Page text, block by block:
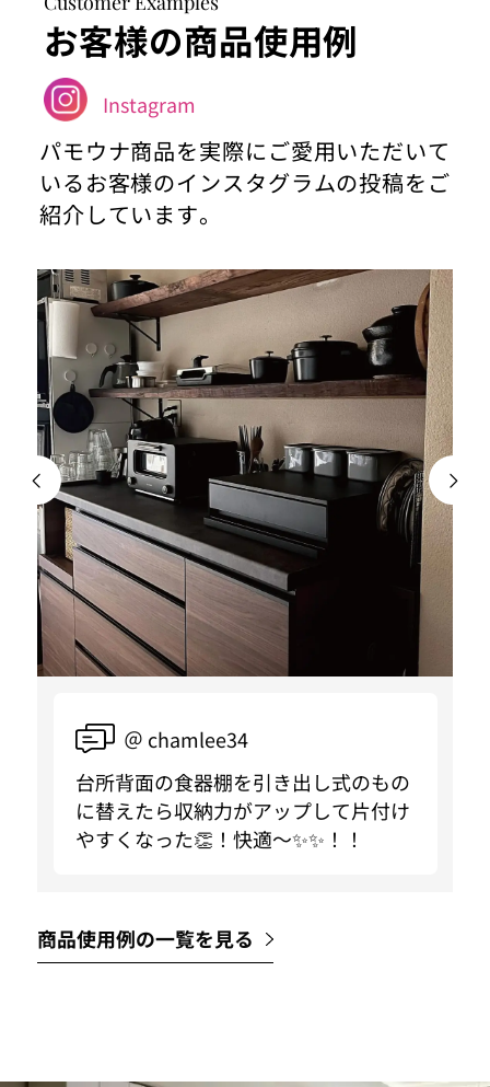
お客様の商品使用例
Instagram
パモウナ商品を実際にご愛用いただいて
いるお客様のインスタグラムの投稿をご
紹介しています。
＠ chamlee34
台所背面の食器棚を引き出し式のもの
に替えたら収納力がアップして片付け
やすくなった👏！快適〜✨✨！！
商品使用例の一覧を見る